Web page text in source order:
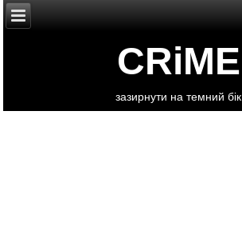
CRiME
зазирнути на темний бік